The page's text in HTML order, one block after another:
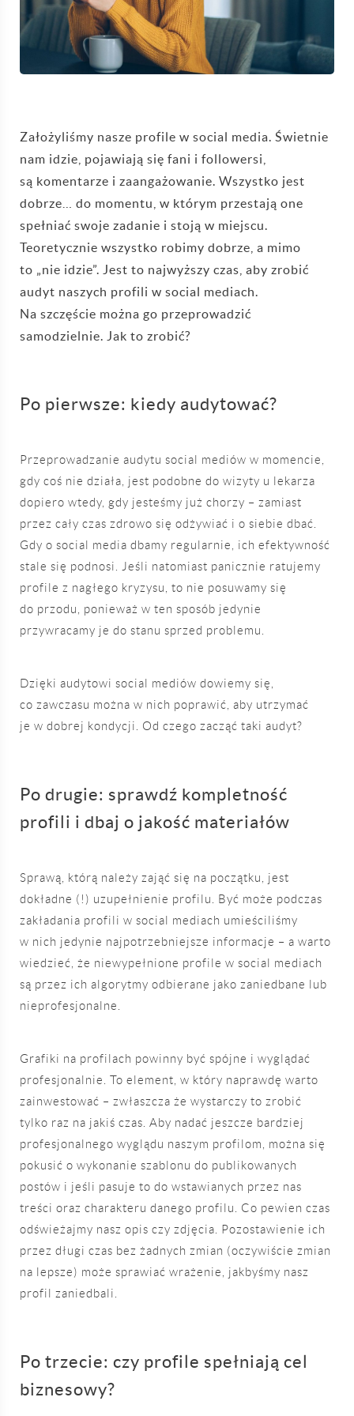
Założyliśmy nasze profile w social media. Świetnie
nam idzie, pojawiają się fani i followersi,
są komentarze i zaangażowanie. Wszystko jest
dobrze… do momentu, w którym przestają one
spełniać swoje zadanie i stoją w miejscu.
Teoretycznie wszystko robimy dobrze, a mimo
to „nie idzie”. Jest to najwyższy czas, aby zrobić
audyt naszych profili w social mediach.
Na szczęście można go przeprowadzić
samodzielnie. Jak to zrobić?
Po pierwsze: kiedy audytować?
Przeprowadzanie audytu social mediów w momencie,
gdy coś nie działa, jest podobne do wizyty u lekarza
dopiero wtedy, gdy jesteśmy już chorzy – zamiast
przez cały czas zdrowo się odżywiać i o siebie dbać.
Gdy o social media dbamy regularnie, ich efektywność
stale się podnosi. Jeśli natomiast panicznie ratujemy
profile z nagłego kryzysu, to nie posuwamy się
do przodu, ponieważ w ten sposób jedynie
przywracamy je do stanu sprzed problemu.
Dzięki audytowi social mediów dowiemy się,
co zawczasu można w nich poprawić, aby utrzymać
je w dobrej kondycji. Od czego zacząć taki audyt?
Po drugie: sprawdź kompletność
profili i dbaj o jakość materiałów
Sprawą, którą należy zająć się na początku, jest
dokładne (!) uzupełnienie profilu. Być może podczas
zakładania profili w social mediach umieściliśmy
w nich jedynie najpotrzebniejsze informacje – a warto
wiedzieć, że niewypełnione profile w social mediach
są przez ich algorytmy odbierane jako zaniedbane lub
nieprofesjonalne.
Grafiki na profilach powinny być spójne i wyglądać
profesjonalnie. To element, w który naprawdę warto
zainwestować – zwłaszcza że wystarczy to zrobić
tylko raz na jakiś czas. Aby nadać jeszcze bardziej
profesjonalnego wyglądu naszym profilom, można się
pokusić o wykonanie szablonu do publikowanych
postów i jeśli pasuje to do wstawianych przez nas
treści oraz charakteru danego profilu. Co pewien czas
odświeżajmy nasz opis czy zdjęcia. Pozostawienie ich
przez długi czas bez żadnych zmian (oczywiście zmian
na lepsze) może sprawiać wrażenie, jakbyśmy nasz
profil zaniedbali.
Po trzecie: czy profile spełniają cel
biznesowy?